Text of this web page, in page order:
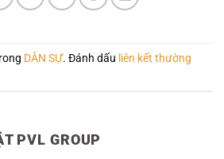
DÂN SỰ. Đánh dấu liên kết thường
PVL GROUP